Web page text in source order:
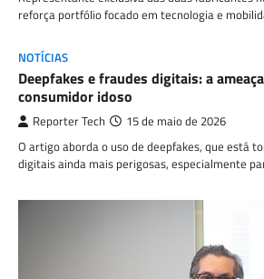
reforça portfólio focado em tecnologia e
NOTÍCIAS
Deepfakes e fraudes digitais: a
consumidor idoso
Reporter Tech 15 de maio de 2026
O artigo aborda o uso de deepfakes, que está
digitais ainda mais perigosas, especialmente